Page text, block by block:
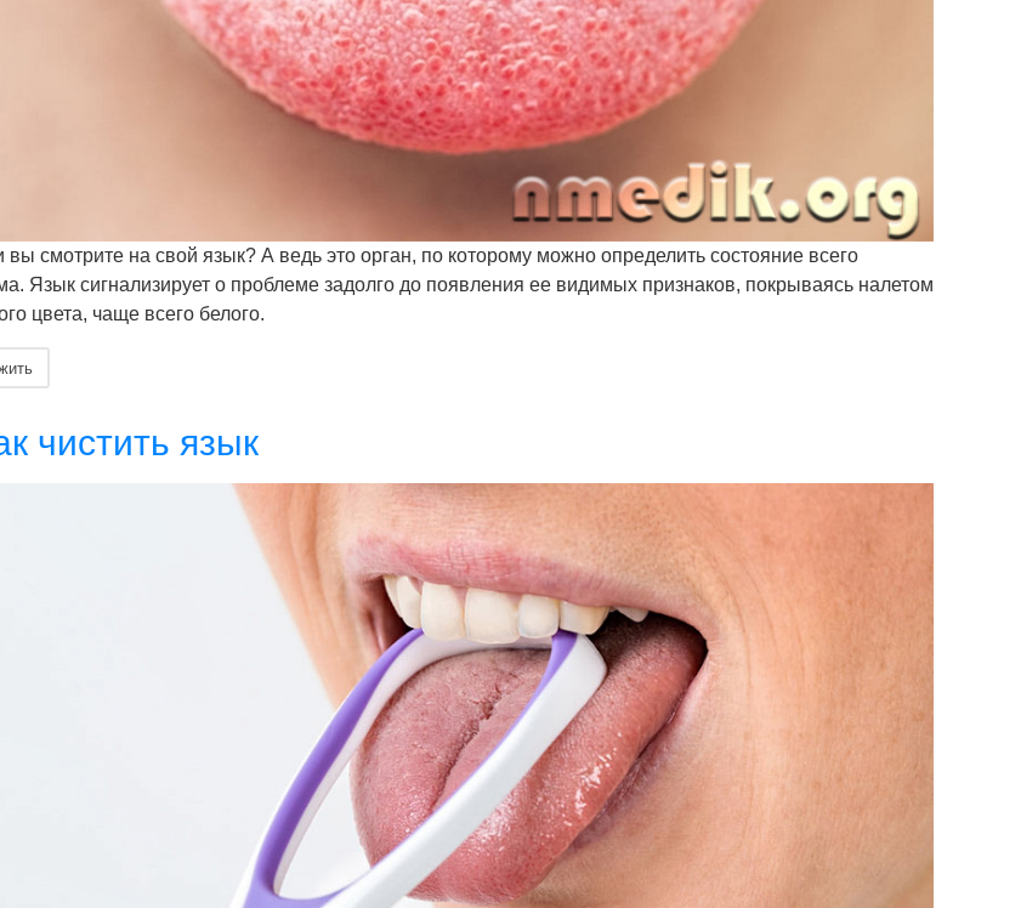
вы смотрите на свой язык? А ведь это орган, по которому можно определить состояние всего
Язык сигнализирует о проблеме задолго до появления ее видимых признаков, покрываясь налетом
цвета, чаще всего белого.
чистить язык